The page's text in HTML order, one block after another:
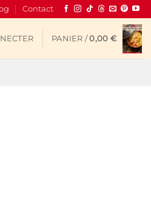
Contact
PANIER /0,00 €